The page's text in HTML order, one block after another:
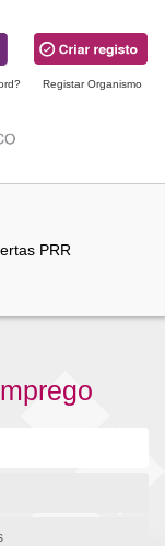
Registar Organismo
PRR